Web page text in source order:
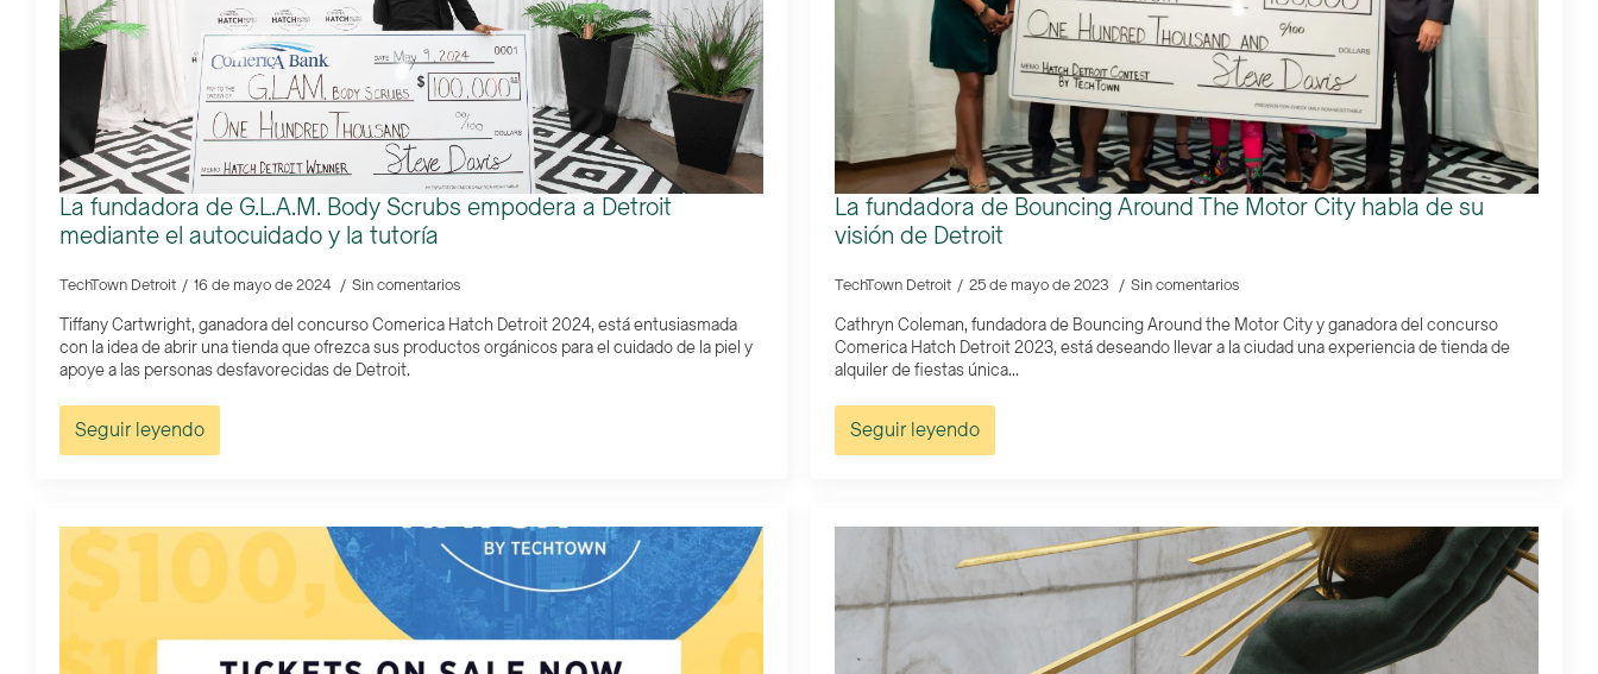
La fundadora de G.L.A.M. Body Scrubs empodera a Detroit
mediante el autocuidado y la tutoría
TechTown Detroit 16 de mayo de 2024 Sin comentarios
Tiffany Cartwright, ganadora del concurso Comerica Hatch Detroit 2024, está entusiasmada
con la idea de abrir una tienda que ofrezca sus productos orgánicos para el cuidado de la piel y
apoye a las personas desfavorecidas de Detroit.
Seguir leyendo
La fundadora de Bouncing Around The Motor City habla de su
visión de Detroit
TechTown Detroit 25 de mayo de 2023 Sin comentarios
Cathryn Coleman, fundadora de Bouncing Around the Motor City y ganadora del concurso
Comerica Hatch Detroit 2023, está deseando llevar a la ciudad una experiencia de tienda de
alquiler de fiestas única...
Seguir leyendo